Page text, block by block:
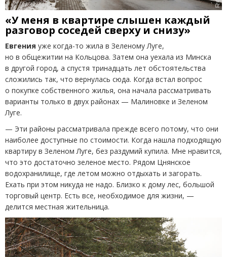
«У меня в квартире слышен каждый
разговор соседей сверху и снизу»
Евгения уже когда-то жила в Зеленому Луге,
но в общежитии на Кольцова. Затем она уехала из Минска
в другой город, а спустя тринадцать лет обстоятельства
сложились так, что вернулась сюда. Когда встал вопрос
о покупке собственного жилья, она начала рассматривать
варианты только в двух районах — Малиновке и Зеленом
Луге.
— Эти районы рассматривала прежде всего потому, что они
наиболее доступные по стоимости. Когда нашла подходящую
квартиру в Зеленом Луге, без раздумий купила. Мне нравится,
что это достаточно зеленое место. Рядом Цнянское
водохранилище, где летом можно отдыхать и загорать.
Ехать при этом никуда не надо. Близко к дому лес, большой
торговый центр. Есть все, необходимое для жизни, —
делится местная жительница.